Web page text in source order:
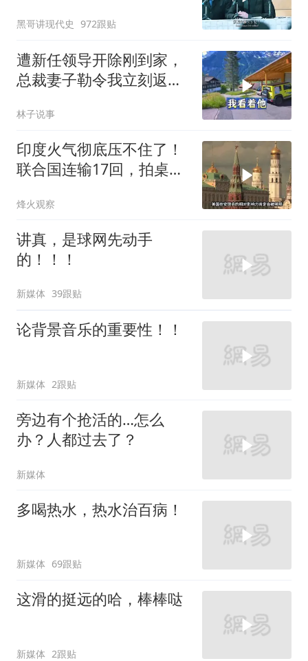
黑哥讲现代史 972跟贴
遭新任领导开除刚到家，
总裁妻子勒令我立刻返
林子说事
印度火气彻底压不住了！
联合国连输17回，拍桌子
烽火观察
讲真，是球网先动手
的！！！
新媒体 39跟贴
论背景音乐的重要性！！
新媒体 2跟贴
旁边有个抢活的…怎么
办？人都过去了？
新媒体
多喝热水，热水治百病！
新媒体 69跟贴
这滑的挺远的哈，棒棒哒
新媒体 2跟贴